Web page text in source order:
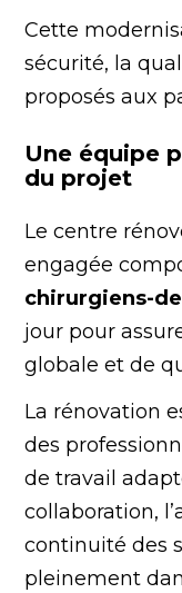
Cette
sécurité, la
proposés aux
Une équipe
du projet
Le centre
engagée
chirurgiens-
jour pour
globale et de
La rénovation
des
de travail
collaboration,
continuité des
pleinement